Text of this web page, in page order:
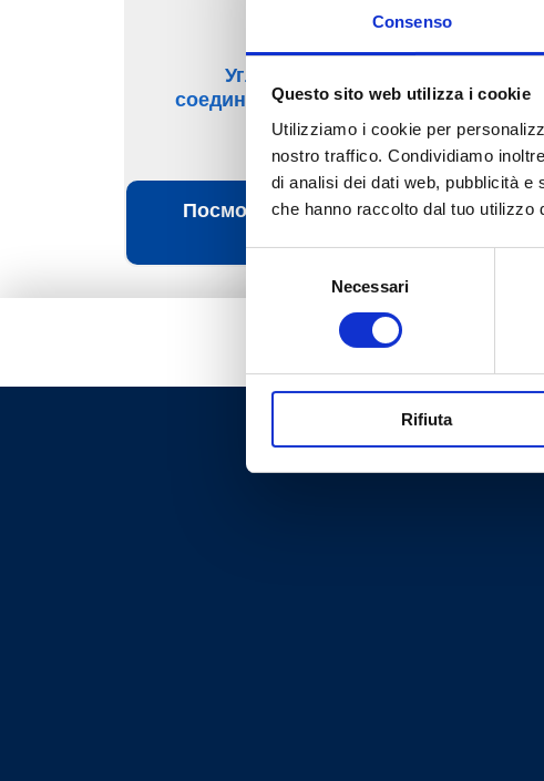
Consenso
Questo sito web utilizza i cookie
Utilizziamo i cookie per
nostro traffico. Condividiamo
di analisi dei dati web, pubblicità e
che hanno raccolto dal tuo utilizzo
Necessari
Rifiuta
Угловой клапан c
соединением для стальной
трубы
Посмотреть изделия этой